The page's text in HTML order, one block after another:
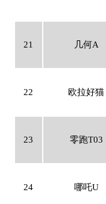
21 几何A
22 欧拉好猫
23 零跑T03
24 哪吒U